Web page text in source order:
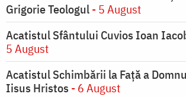
Grigorie Teologul- 5 August
Acatistul Sfântului Cuvios Ioan
5 August
Acatistul Schimbării la Faţă a
Iisus Hristos - 6 August